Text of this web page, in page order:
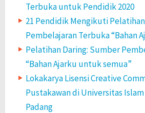
Terbuka untuk Pendidik 2020
21 Pendidik Mengikuti
Pembelajaran Terbuka “Bahan
Pelatihan Daring: Sumber
“Bahan Ajarku untuk semua”
Lokakarya Lisensi Creative
Pustakawan di Universitas
Padang